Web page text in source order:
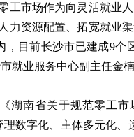
市场作为向灵活就业人
力资源配置、拓宽就业
目前长沙市已建成9个
就业服务中心副主任金楠
南省关于规范零工市
数字化、主体多元化、